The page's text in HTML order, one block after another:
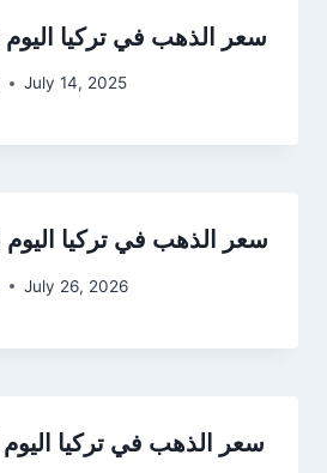
سعر الذهب في تركيا اليوم 14 يوليو 2025
July 14, 2025
سعر الذهب في تركيا اليوم 26 يوليو 2026
July 26, 2026
سعر الذهب في تركيا اليوم 11 يوليو 2026